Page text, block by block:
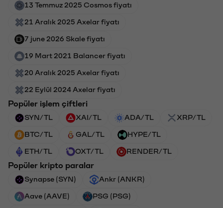
13 Temmuz 2025 Cosmos fiyatı
21 Aralık 2025 Axelar fiyatı
7 june 2026 Skale fiyatı
19 Mart 2021 Balancer fiyatı
20 Aralık 2025 Axelar fiyatı
22 Eylül 2024 Axelar fiyatı
Popüler işlem çiftleri
SYN/TL XAI/TL ADA/TL XRP/TL
BTC/TL GAL/TL HYPE/TL
ETH/TL OXT/TL RENDER/TL
Popüler kripto paralar
Synapse (SYN) Ankr (ANKR)
Aave (AAVE) PSG (PSG)